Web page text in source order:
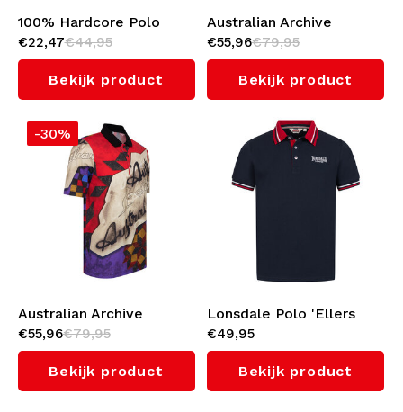
100% Hardcore Polo
'Unleashed'
€22,47€44,95
Bekijk product
Australian Archive
Special Polo 'Glossy
Turquoise'
€55,96€79,95
Bekijk product
-30%
Australian Archive
Special Polo 'New Ego'
€55,96€79,95
Bekijk product
Lonsdale Polo 'Ellers
Grove' (Navy/Red)
€49,95
Bekijk product